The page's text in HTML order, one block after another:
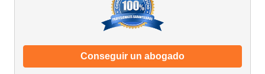
Conseguir un abogado